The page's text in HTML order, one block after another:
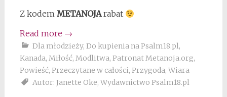
Z kodem METANOJArabat
Read more →
Dla młodzieży, Do kupienia na Psalm18.pl,
Kanada, Miłość, Modlitwa, Patronat Metanoja.org,
Powieść, Przeczytane w całości, Przygoda, Wiara
Autor: Janette Oke, Wydawnictwo Psalm18.pl